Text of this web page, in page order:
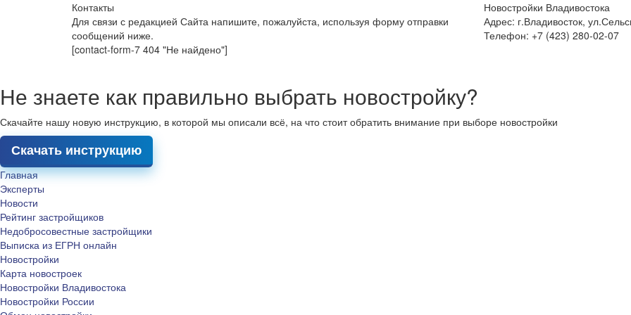
Контакты
Для связи с редакцией Сайта напишите, пожалуйста, используя форму отправки
сообщений ниже.
[contact-form-7 404 "Не найдено"]
Новостройки Владивостока
Адрес: г.Владивосток,
Телефон: +7 (423) 280-02-07
Не знаете как правильно выбрать новостройку?
Скачайте нашу новую инструкцию, в которой мы описали всё, на что стоит обратить внимание при выборе новостройки
Скачать инструкцию
Главная
Эксперты
Новости
Рейтинг застройщиков
Недобросовестные застройщики
Выписка из ЕГРН онлайн
Новостройки
Карта новостроек
Новостройки Владивостока
Новостройки России